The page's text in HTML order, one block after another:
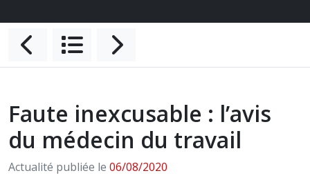
Faute inexcusable : l’avis
du médecin du travail
Actualité publiée le 06/08/2020